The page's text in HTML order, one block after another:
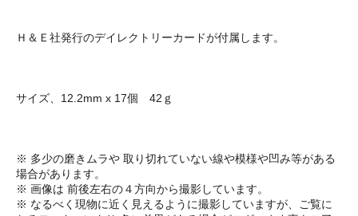
Ｈ＆Ｅ社発行のデイレクトリーカードが付属します。
サイズ、12.2mm x 17個 42ｇ
※ 多少の磨きムラや 取り切れていない線や模様や凹み等がある
場合があります。
※ 画像は 前後左右の４方向から撮影しています。
※ なるべく現物に近く見えるように撮影していますが、ご覧に